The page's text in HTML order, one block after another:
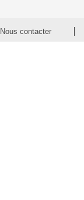
Nous contacter